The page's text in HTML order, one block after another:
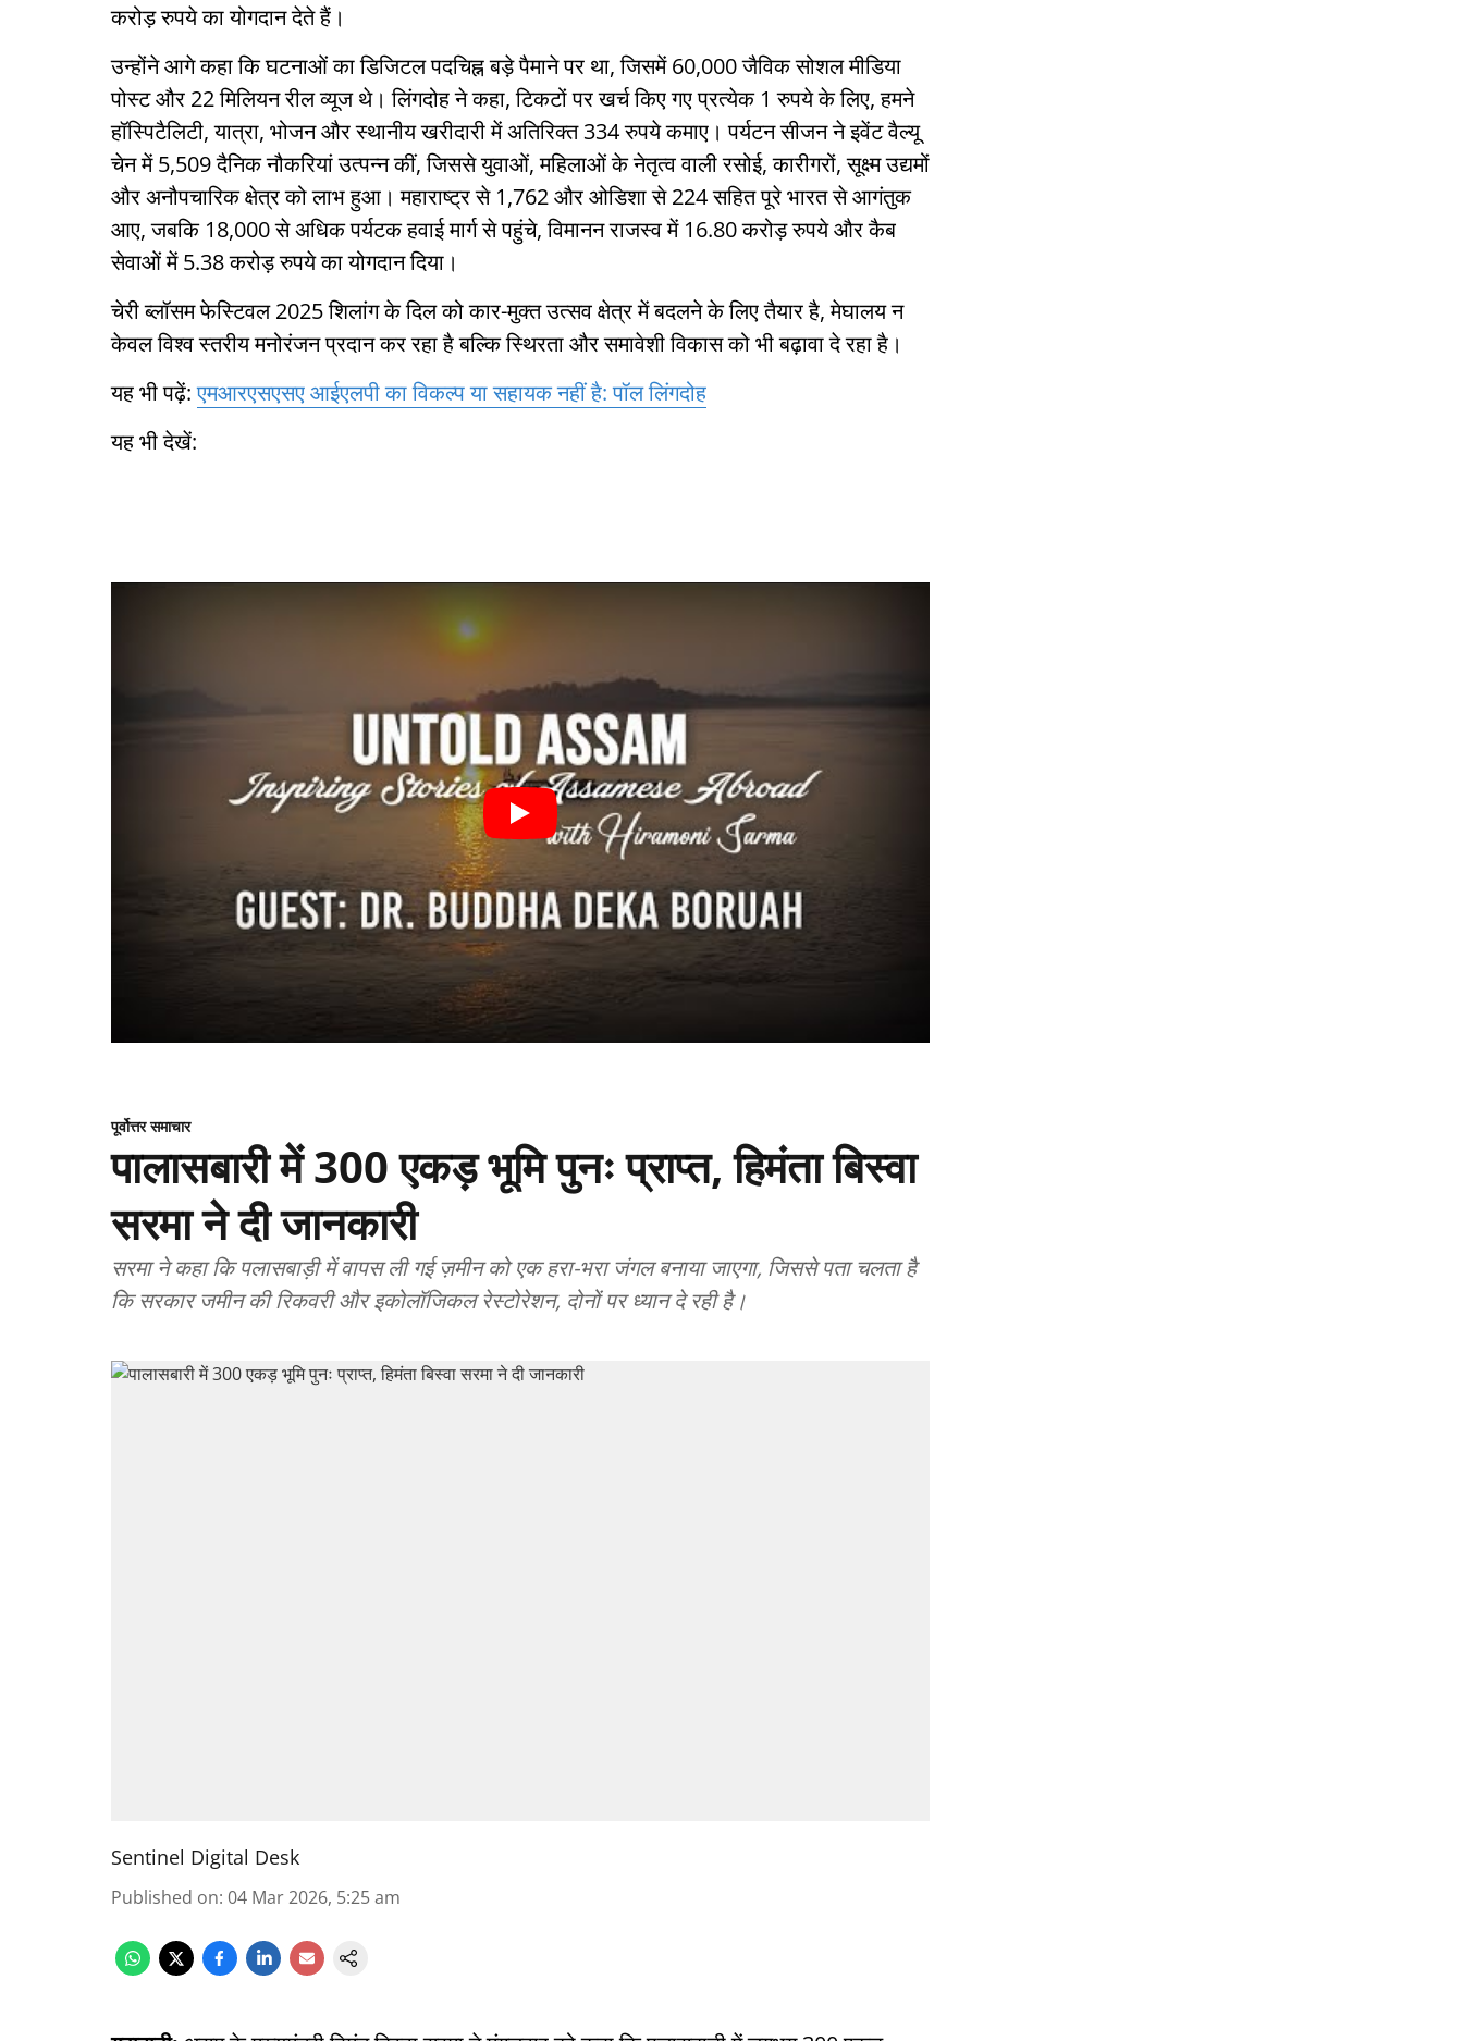
करोड़ रुपये का योगदान देते हैं।
उन्होंने आगे कहा कि घटनाओं का डिजिटल पदचिह्न बड़े पैमाने पर था, जिसमें 60,000 जैविक सोशल मीडिया
पोस्ट और 22 मिलियन रील व्यूज थे। लिंगदोह ने कहा, टिकटों पर खर्च किए गए प्रत्येक 1 रुपये के लिए, हमने
हॉस्पिटैलिटी, यात्रा, भोजन और स्थानीय खरीदारी में अतिरिक्त 334 रुपये कमाए। पर्यटन सीजन ने इवेंट वैल्यू
चेन में 5,509 दैनिक नौकरियां उत्पन्न कीं, जिससे युवाओं, महिलाओं के नेतृत्व वाली रसोई, कारीगरों, सूक्ष्म उद्यमों
और अनौपचारिक क्षेत्र को लाभ हुआ। महाराष्ट्र से 1,762 और ओडिशा से 224 सहित पूरे भारत से आगंतुक
आए, जबकि 18,000 से अधिक पर्यटक हवाई मार्ग से पहुंचे, विमानन राजस्व में 16.80 करोड़ रुपये और कैब
सेवाओं में 5.38 करोड़ रुपये का योगदान दिया।
चेरी ब्लॉसम फेस्टिवल 2025 शिलांग के दिल को कार-मुक्त उत्सव क्षेत्र में बदलने के लिए तैयार है, मेघालय न
केवल विश्व स्तरीय मनोरंजन प्रदान कर रहा है बल्कि स्थिरता और समावेशी विकास को भी बढ़ावा दे रहा है।
यह भी पढ़ें:एमआरएसएसए आईएलपी का विकल्प या सहायक नहीं है: पॉल लिंगदोह
यह भी देखें:
पूर्वोत्तर समाचार
पालासबारी में 300 एकड़ भूमि पुनः प्राप्त, हिमंता बिस्वा
सरमा ने दी जानकारी
सरमा ने कहा कि पलासबाड़ी में वापस ली गई ज़मीन को एक हरा-भरा जंगल बनाया जाएगा, जिससे पता चलता है
कि सरकार जमीन की रिकवरी और इकोलॉजिकल रेस्टोरेशन, दोनों पर ध्यान दे रही है।
Sentinel Digital Desk
Published on: 04 Mar 2026, 5:25 am